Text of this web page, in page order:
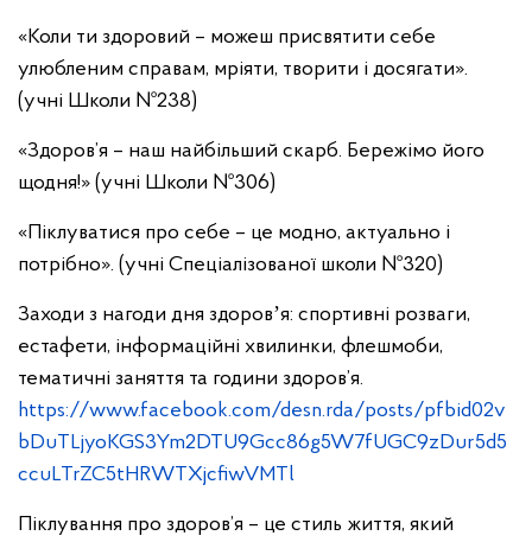
«Коли ти здоровий – можеш присвятити себе
улюбленим справам, мріяти, творити і досягати».
(учні Школи №238)
«Здоров’я – наш найбільший скарб. Бережімо його
щодня!» (учні Школи №306)
«Піклуватися про себе – це модно, актуально і
потрібно». (учні Спеціалізованої школи №320)
Заходи з нагоди дня здоровʼя: спортивні розваги,
естафети, інформаційні хвилинки, флешмоби,
тематичні заняття та години здоров’я.
https://www.facebook.com/desn.rda/posts/pfbid02v
bDuTLjyoKGS3Ym2DTU9Gcc86g5W7fUGC9zDur5d5
ccuLTrZC5tHRWTXjcfiwVMTl
Піклування про здоров’я – це стиль життя, який